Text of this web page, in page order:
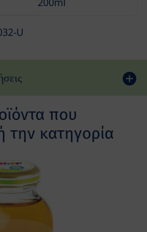
U
που
την κατηγορία